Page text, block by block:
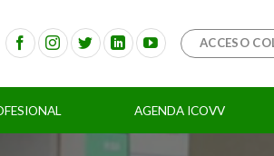
ACCESO
AGENDA ICOVV